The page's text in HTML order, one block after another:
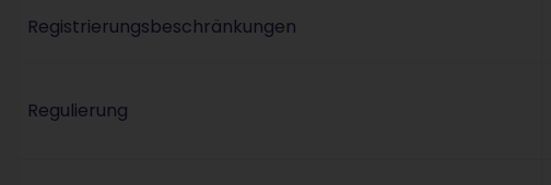
Registrierungsbeschränkungen
Regulierung